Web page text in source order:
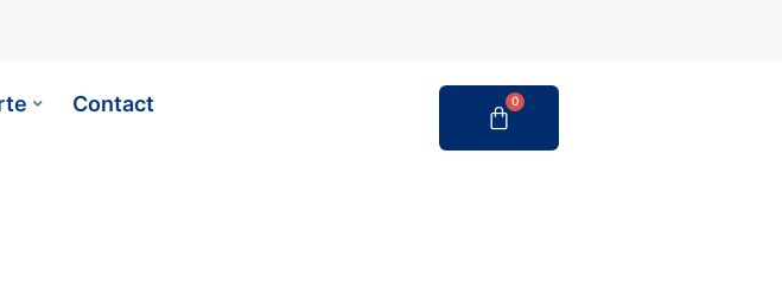
Contact 0